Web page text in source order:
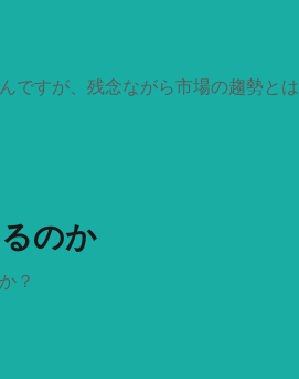
すが、残念ながら市場の趨勢と
のか
？